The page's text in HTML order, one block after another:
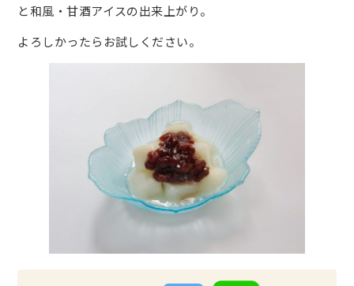
と和風・甘酒アイスの出来上がり。
よろしかったらお試しください。